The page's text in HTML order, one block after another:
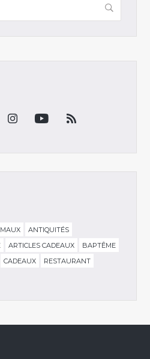
ANTIQUITÉS
ARTICLES CADEAUX
BAPTÊME
CADEAUX
RESTAURANT